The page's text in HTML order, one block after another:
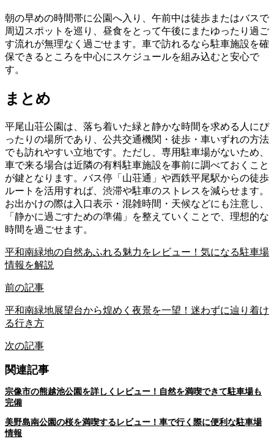
朝の早めの時間帯に公園へ入り、午前中は徒歩またはバスで
周辺スポットを巡り、昼食をとって午後にまたゆったり過ご
す流れが無理なく過ごせます。車で訪れるなら駐車施設を確
保できるところを中心にスケジュールを組み込むと安心で
す。
まとめ
平尾山荘公園は、落ち着いた緑と静かな時間を求める人にぴ
ったりの場所であり、公共交通機関・徒歩・車いずれの方法
でも訪れやすい立地です。ただし、専用駐車場がないため、
車で来る場合は近隣の有料駐車施設を事前に調べておくこと
が鍵となります。バス停「山荘通」や西鉄平尾駅からの徒歩
ルートを活用すれば、渋滞や駐車のストレスを減らせます。
お出かけの際は入口表示・混雑時間・天候などにも注意し、
「静かに過ごすための準備」を整えていくことで、理想的な
時間を過ごせます。
平和南緑地の自然あふれる魅力をレビュー！気になる駐車場
情報を解説
前の記事
平和南緑地展望台から煌めく夜景を一望！迷わずに辿り着け
る行き方
次の記事
関連記事
宗像市の熊越池公園を詳しくレビュー！自然を満喫できて駐車場も
完備
美野島南公園の桜を満喫するレビュー！車で行く際に便利な駐車場
情報